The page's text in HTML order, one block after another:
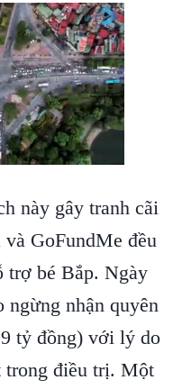
này gây tranh cãi
GoFundMe đều
trợ bé Bắp. Ngày
ngừng nhận quyên
tỷ đồng) với lý do
trong điều trị. Một